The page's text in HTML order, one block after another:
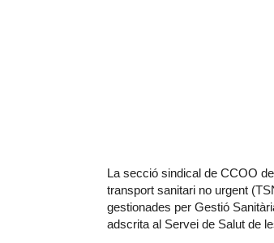
La secció sindical de CCOO
transport sanitari no urgent
gestionades per Gestió
adscrita al Servei de Salut de